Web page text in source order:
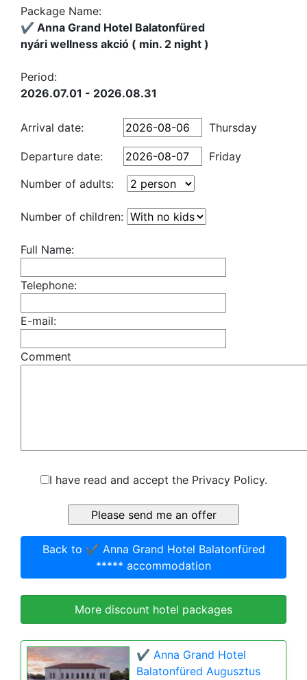
Package Name:
✔️ Anna Grand Hotel Balatonfüred
nyári wellness akció ( min. 2 night )
Period:
2026.07.01 - 2026.08.31
Arrival date: Thursday
Departure date:
Friday
Number of adults:
Number of children:
Full Name:
Telephone:
E-mail:
Comment
I have read and accept the Privacy Policy.
Back to ✔️ Anna Grand Hotel Balatonfüred
***** accommodation
More discount hotel packages
✔️ Anna Grand Hotel
Balatonfüred Augusztus